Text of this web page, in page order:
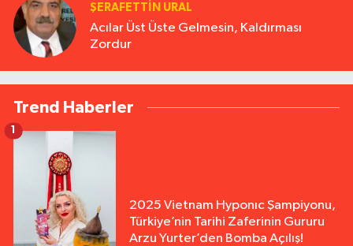
ŞERAFETTIN URAL
Acılar Üst Üste Gelmesin, Kaldırması
Zordur
Trend Haberler
2025 Vietnam Hyponıc Şampiyonu,
Türkiye’nin Tarihi Zaferinin Gururu
Arzu Yurter’den Bomba Açılış!
1